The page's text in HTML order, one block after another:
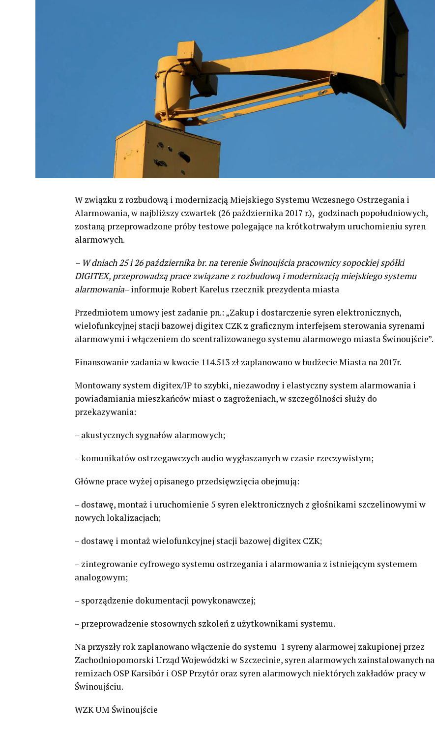
W związku z rozbudową i modernizacją Miejskiego Systemu Wczesnego Ostrzegania i
Alarmowania, w najbliższy czwartek (26 października 2017 r.), godzinach popołudniowych,
zostaną przeprowadzone próby testowe polegające na krótkotrwałym uruchomieniu syren
alarmowych.
– W dniach 25 i 26 października br. na terenie Świnoujścia pracownicy sopockiej spółki
DIGITEX, przeprowadzą prace związane z rozbudową i modernizacją miejskiego systemu
alarmowania– informuje Robert Karelus rzecznik prezydenta miasta
Przedmiotem umowy jest zadanie pn.: „Zakup i dostarczenie syren elektronicznych,
wielofunkcyjnej stacji bazowej digitex CZK z graficznym interfejsem sterowania syrenami
alarmowymi i włączeniem do scentralizowanego systemu alarmowego miasta Świnoujście”.
Finansowanie zadania w kwocie 114.513 zł zaplanowano w budżecie Miasta na 2017r.
Montowany system digitex/IP to szybki, niezawodny i elastyczny system alarmowania i
powiadamiania mieszkańców miast o zagrożeniach, w szczególności służy do
przekazywania:
– akustycznych sygnałów alarmowych;
– komunikatów ostrzegawczych audio wygłaszanych w czasie rzeczywistym;
Główne prace wyżej opisanego przedsięwzięcia obejmują:
– dostawę, montaż i uruchomienie 5 syren elektronicznych z głośnikami szczelinowymi w
nowych lokalizacjach;
– dostawę i montaż wielofunkcyjnej stacji bazowej digitex CZK;
– zintegrowanie cyfrowego systemu ostrzegania i alarmowania z istniejącym systemem
analogowym;
– sporządzenie dokumentacji powykonawczej;
– przeprowadzenie stosownych szkoleń z użytkownikami systemu.
Na przyszły rok zaplanowano włączenie do systemu 1 syreny alarmowej zakupionej przez
Zachodniopomorski Urząd Wojewódzki w Szczecinie, syren alarmowych zainstalowanych na
remizach OSP Karsibór i OSP Przytór oraz syren alarmowych niektórych zakładów pracy w
Świnoujściu.
WZK UM Świnoujście